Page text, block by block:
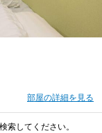
部屋の詳細を見る
索してください。